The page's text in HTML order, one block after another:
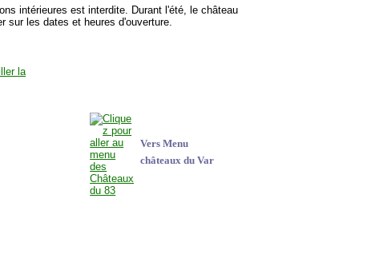
intérieures est interdite. Durant l'été, le château
sur les dates et heures d'ouverture.
Vers Menu
châteaux du Var